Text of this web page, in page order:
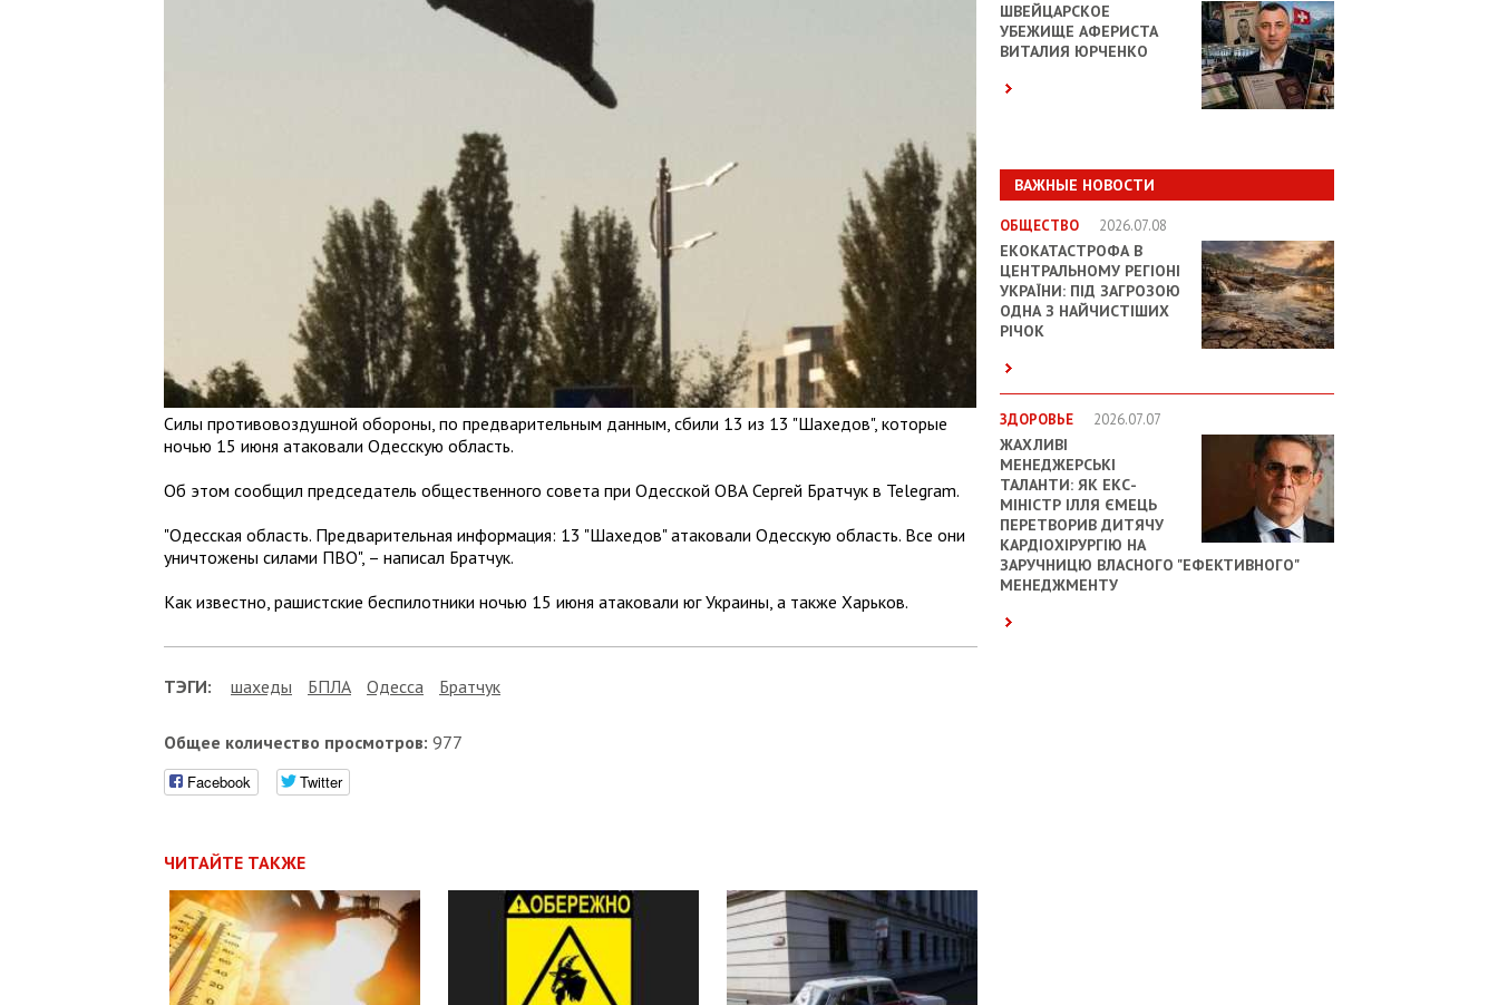
ШВЕЙЦАРСКОЕ
УБЕЖИЩЕ АФЕРИСТА
ВИТАЛИЯ ЮРЧЕНКО
ВАЖНЫЕ НОВОСТИ
ОБЩЕСТВО 2026.07.08
ЕКОКАТАСТРОФА В
ЦЕНТРАЛЬНОМУ РЕГІОНІ
УКРАЇНИ: ПІД ЗАГРОЗОЮ
ОДНА З НАЙЧИСТІШИХ
РІЧОК
ЗДОРОВЬЕ 2026.07.07
ЖАХЛИВІ
МЕНЕДЖЕРСЬКІ
ТАЛАНТИ: ЯК ЕКС-
МІНІСТР ІЛЛЯ ЄМЕЦЬ
ПЕРЕТВОРИВ ДИТЯЧУ
КАРДІОХІРУРГІЮ НА
ЗАРУЧНИЦЮ ВЛАСНОГО "ЕФЕКТИВНОГО"
МЕНЕДЖМЕНТУ
Силы противовоздушной обороны, по предварительным данным, сбили 13 из 13 "Шахедов", которые
ночью 15 июня атаковали Одесскую область.
Об этом сообщил председатель общественного совета при Одесской ОВА Сергей Братчук в Telegram.
"Одесская область. Предварительная информация: 13 "Шахедов" атаковали Одесскую область. Все они
уничтожены силами ПВО", – написал Братчук.
Как известно, рашистские беспилотники ночью 15 июня атаковали юг Украины, а также Харьков.
ТЭГИ: шахеды БПЛА Одесса Братчук
Общее количество просмотров: 977
Facebook Twitter
ЧИТАЙТЕ ТАКЖЕ